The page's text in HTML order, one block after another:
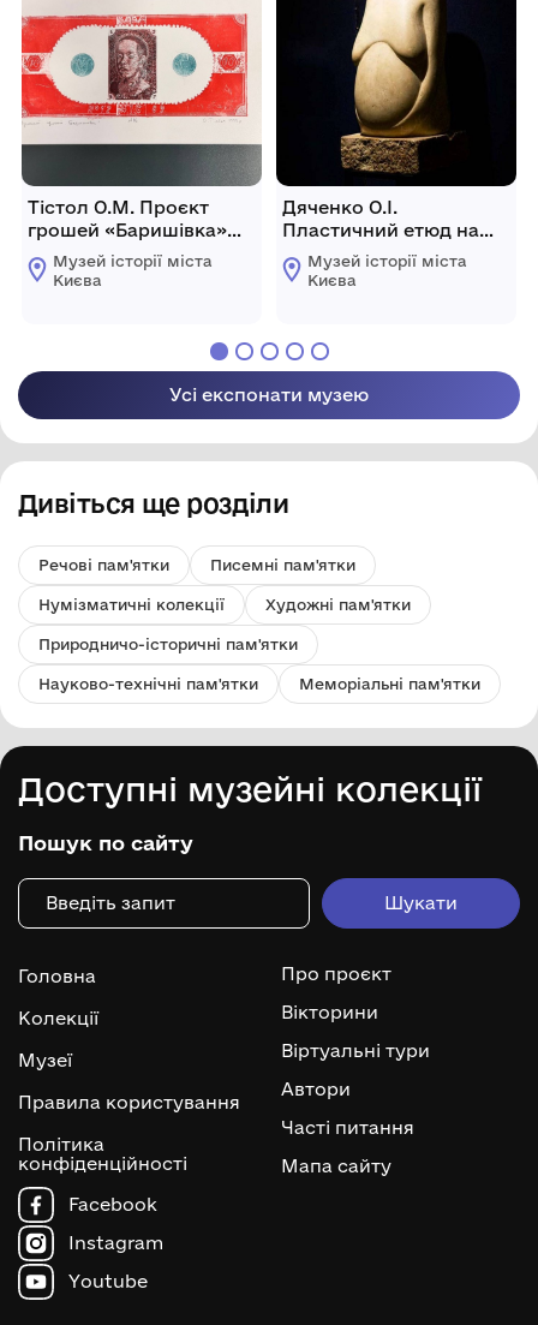
Тістол О.М. Проєкт
грошей «Баришівка»
№16. 1999. Змішана
техніка. 16×28 см.
Музей історії міста
Києва
Дяченко О.І.
Пластичний етюд на
тему української
архаїки. 1994.
70 см
Музей історії міста
Києва
Усі експонати музею
Дивіться ще розділи
Речові пам'ятки Писемні пам'ятки
Нумізматичні колекції Художні пам'ятки
Природничо-історичні пам'ятки
Науково-технічні пам'ятки Меморіальні пам'ятки
Доступні музейні колекції
Пошук по сайту
Головна
Колекції
Музеї
Правила користування
Політика
конфіденційності
Про проєкт
Вікторини
Віртуальні тури
Автори
Часті питання
Мапа сайту
Facebook
Instagram
Youtube